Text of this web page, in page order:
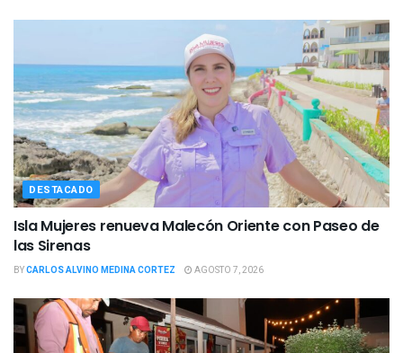
DESTACADO
Isla Mujeres renueva Malecón Oriente con Paseo de
las Sirenas
BYCARLOS ALVINO MEDINA CORTEZ AGOSTO 7, 2026